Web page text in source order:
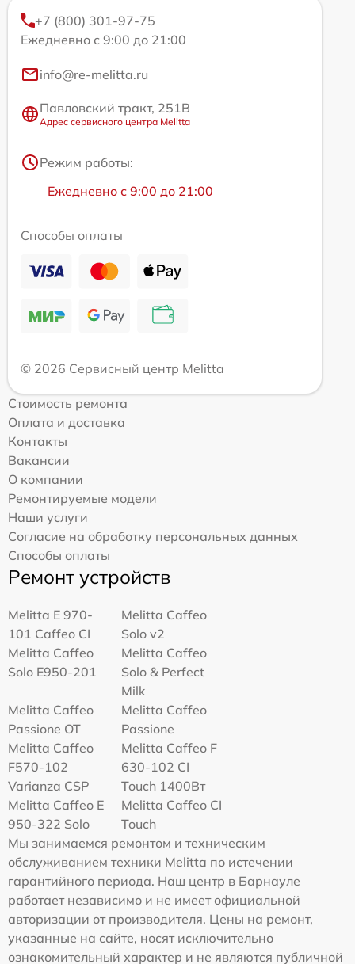
+7 (800) 301-97-75
Ежедневно с 9:00 до 21:00
info@re-melitta.ru
Павловский тракт, 251В
Адрес сервисного центра Melitta
Режим работы:
Ежедневно с 9:00 до 21:00
Способы оплаты
© 2026 Сервисный центр Melitta
Стоимость ремонта
Оплата и доставка
Контакты
Вакансии
О компании
Ремонтируемые модели
Наши услуги
Согласие на обработку персональных данных
Способы оплаты
Ремонт устройств
Melitta Е 970-
101 Caffeo CI
Melitta Caffeo
Solo v2
Melitta Caffeo
Solo E950-201
Melitta Caffeo
Solo & Perfect
Milk
Melitta Caffeo
Passione OT
Melitta Caffeo
Passione
Melitta Caffeo
F570-102
Varianza CSP
Melitta Caffeo F
630-102 CI
Touch 1400Вт
Melitta Caffeo E
950-322 Solo
Melitta Caffeo CI
Touch
Мы занимаемся ремонтом и техническим
обслуживанием техники Melitta по истечении
гарантийного периода. Наш центр в Барнауле
работает независимо и не имеет официальной
авторизации от производителя. Цены на ремонт,
указанные на сайте, носят исключительно
ознакомительный характер и не являются публичной